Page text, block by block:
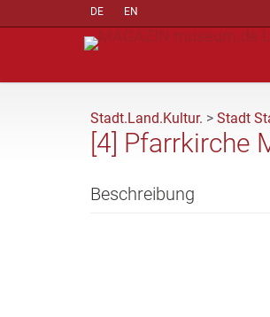
DE EN
Stadt.Land.Kultur. > Stadt
[4] Pfarrkirche
Beschreibung